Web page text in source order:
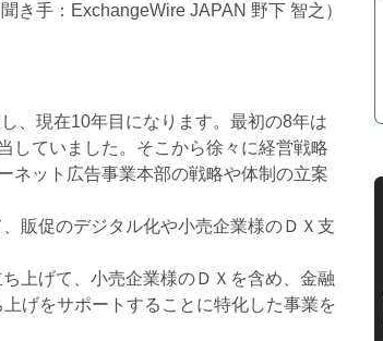
聞き手：ExchangeWire JAPAN 野下 智之）
、現在10年目になります。最初の8年は
していました。そこから徐々に経営戦略
ネット広告事業本部の戦略や体制の立案
販促のデジタル化や小売企業様のＤＸ支
上げて、小売企業様のＤＸを含め、金融
げをサポートすることに特化した事業を